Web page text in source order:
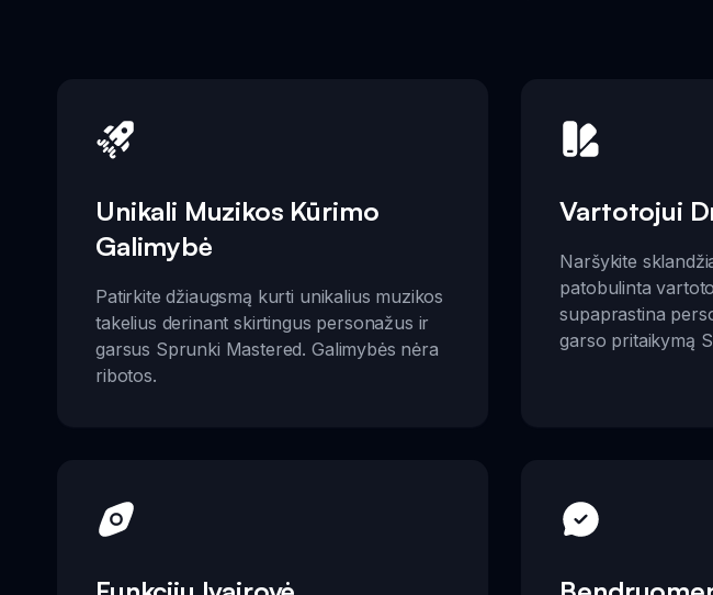
Unikali Muzikos Kūrimo
Galimybė
Patirkite džiaugsmą kurti unikalius muzikos
takelius derinant skirtingus personažus ir
garsus Sprunki Mastered. Galimybės nėra
ribotos.
Vartotojui
Naršykite
patobulinta
supaprastina
garso pritaikymą